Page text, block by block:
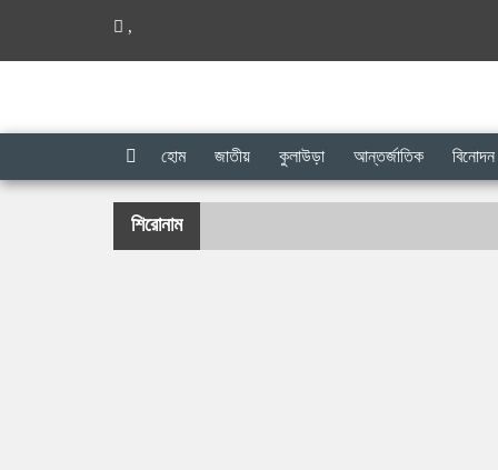
,
হোম জাতীয় কুলাউড়া আন্তর্জাতিক বিনোদন
শিরোনাম